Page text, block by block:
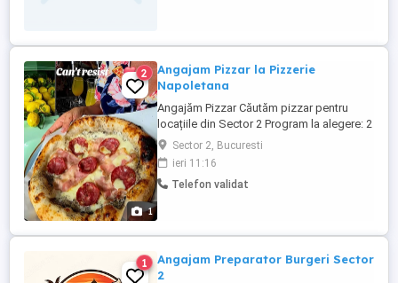
1
2
Angajam Pizzar la Pizzerie
Napoletana
Angajăm Pizzar Căutăm pizzar pentru
locațiile din Sector 2 Program la alegere: 2
zile cu 2 zile libere 5 zile cu 2 zile libere
Acceptăm și persoane fără experiență pe
pizza napoletană, dar care au experiență
în prepararea pizzei clasice. Oferim:
Sector 2, Bucuresti
ieri 11:16
Telefon validat
1
Angajam Preparator Burgeri Sector
2